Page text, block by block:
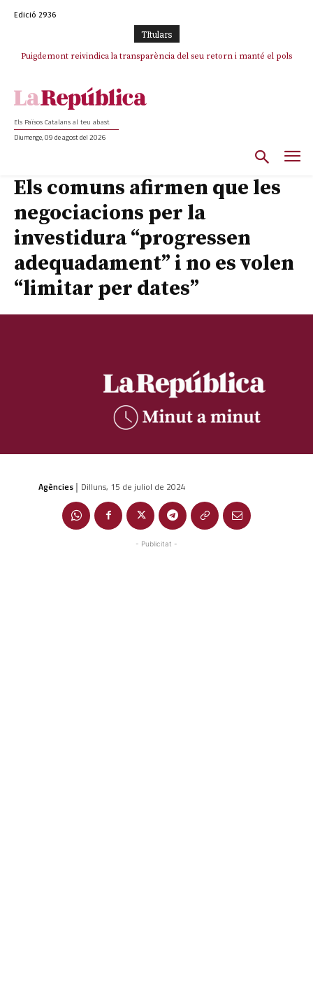
Edició 2936
TItulars
Puigdemont reivindica la transparència del seu retorn i manté el pols
Portugal acusa Espanya de provocar un “efecte crida” massiu per la seva
Els Països Catalans al teu abast
Diumenge, 09 de agost del 2026
Els comuns afirmen que les
negociacions per la
investidura “progressen
adequadament” i no es volen
“limitar per dates”
Agències | Dilluns, 15 de juliol de 2024
- Publicitat -